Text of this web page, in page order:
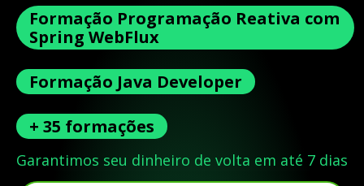
Formação Programação Reativa com
Spring WebFlux
Formação Java Developer
+ 35 formações
Garantimos seu dinheiro de volta em até 7 dias